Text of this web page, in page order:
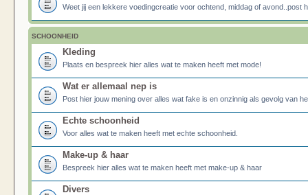
Weet jij een lekkere voedingcreatie voor ochtend, middag of avond..post
SCHOONHEID
Kleding
Plaats en bespreek hier alles wat te maken heeft met mode!
Wat er allemaal nep is
Post hier jouw mening over alles wat fake is en onzinnig als gevolg van
Echte schoonheid
Voor alles wat te maken heeft met echte schoonheid.
Make-up & haar
Bespreek hier alles wat te maken heeft met make-up & haar
Divers